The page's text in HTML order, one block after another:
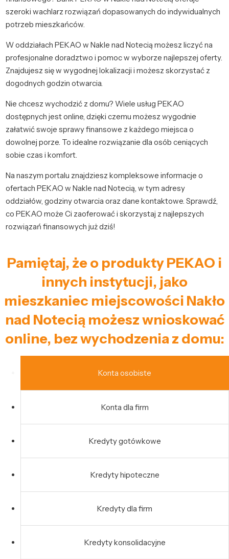
szeroki wachlarz rozwiązań dopasowanych do indywidualnych
potrzeb mieszkańców.
W oddziałach PEKAO w Nakle nad Notecią możesz liczyć na
profesjonalne doradztwo i pomoc w wyborze najlepszej oferty.
Znajdujesz się w wygodnej lokalizacji i możesz skorzystać z
dogodnych godzin otwarcia.
Nie chcesz wychodzić z domu? Wiele usług PEKAO
dostępnych jest online, dzięki czemu możesz wygodnie
załatwić swoje sprawy finansowe z każdego miejsca o
dowolnej porze. To idealne rozwiązanie dla osób ceniących
sobie czas i komfort.
Na naszym portalu znajdziesz kompleksowe informacje o
ofertach PEKAO w Nakle nad Notecią, w tym adresy
oddziałów, godziny otwarcia oraz dane kontaktowe. Sprawdź,
co PEKAO może Ci zaoferować i skorzystaj z najlepszych
rozwiązań finansowych już dziś!
Pamiętaj, że o produkty PEKAO i
innych instytucji, jako
mieszkaniec miejscowości Nakło
nad Notecią możesz wnioskować
online, bez wychodzenia z domu:
Konta osobiste
Konta dla firm
Kredyty gotówkowe
Kredyty hipoteczne
Kredyty dla firm
Kredyty konsolidacyjne